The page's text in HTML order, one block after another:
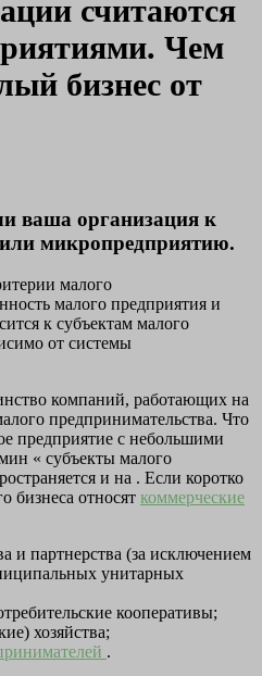
считаются
Чем
бизнес от
ваша организация к
микропредприятию.
малого
малого предприятия и
к субъектам малого
от системы
компаний, работающих на
предпринимательства. Что
предприятие с небольшими
« субъекты малого
и на . Если коротко
бизнеса относят коммерческие
и партнерства (за исключением
унитарных
кооперативы;
хозяйства;
.